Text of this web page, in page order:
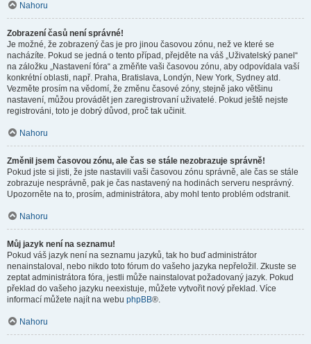
Nahoru
Zobrazení časů není správné!
Je možné, že zobrazený čas je pro jinou časovou zónu, než ve které se
nacházíte. Pokud se jedná o tento případ, přejděte na váš „Uživatelský panel“
na záložku „Nastavení fóra“ a změňte vaši časovou zónu, aby odpovídala vaší
konkrétní oblasti, např. Praha, Bratislava, Londýn, New York, Sydney atd.
Vezměte prosím na vědomí, že změnu časové zóny, stejně jako většinu
nastavení, můžou provádět jen zaregistrovaní uživatelé. Pokud ještě nejste
registrováni, toto je dobrý důvod, proč tak učinit.
Nahoru
Změnil jsem časovou zónu, ale čas se stále nezobrazuje správně!
Pokud jste si jisti, že jste nastavili vaši časovou zónu správně, ale čas se stále
zobrazuje nesprávně, pak je čas nastavený na hodinách serveru nesprávný.
Upozorněte na to, prosím, administrátora, aby mohl tento problém odstranit.
Nahoru
Můj jazyk není na seznamu!
Pokud váš jazyk není na seznamu jazyků, tak ho buď administrátor
nenainstaloval, nebo nikdo toto fórum do vašeho jazyka nepřeložil. Zkuste se
zeptat administrátora fóra, jestli může nainstalovat požadovaný jazyk. Pokud
překlad do vašeho jazyku neexistuje, můžete vytvořit nový překlad. Více
informací můžete najít na webu phpBB®.
Nahoru